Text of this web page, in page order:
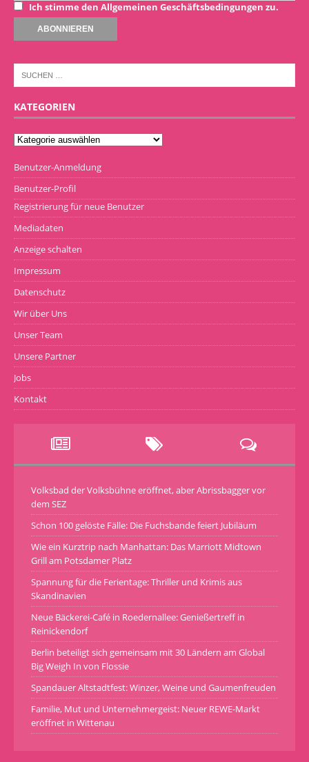
Ich stimme den Allgemeinen Geschäftsbedingungen zu.
KATEGORIEN
Benutzer-Anmeldung
Benutzer-Profil
Registrierung für neue Benutzer
Mediadaten
Anzeige schalten
Impressum
Datenschutz
Wir über Uns
Unser Team
Unsere Partner
Jobs
Kontakt
Volksbad der Volksbühne eröffnet, aber Abrissbagger vor
dem SEZ
Schon 100 gelöste Fälle: Die Fuchsbande feiert Jubiläum
Wie ein Kurztrip nach Manhattan: Das Marriott Midtown
Grill am Potsdamer Platz
Spannung für die Ferientage: Thriller und Krimis aus
Skandinavien
Neue Bäckerei-Café in Roedernallee: Genießertreff in
Reinickendorf
Berlin beteiligt sich gemeinsam mit 30 Ländern am Global
Big Weigh In von Flossie
Spandauer Altstadtfest: Winzer, Weine und Gaumenfreuden
Familie, Mut und Unternehmergeist: Neuer REWE-Markt
eröffnet in Wittenau